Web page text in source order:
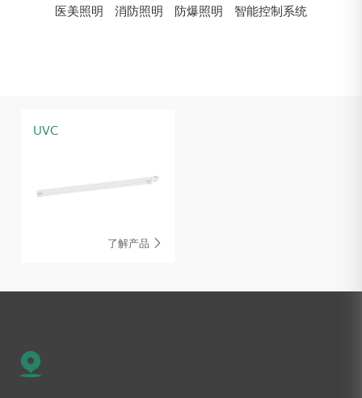
医美照明 消防照明 防爆照明 智能控制系统
UVC
了解产品 